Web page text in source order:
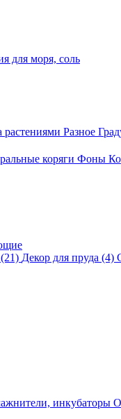
для моря, соль
растениями Разное
коряги Фоны
(21) Декор для пруда (4)
инкубаторы